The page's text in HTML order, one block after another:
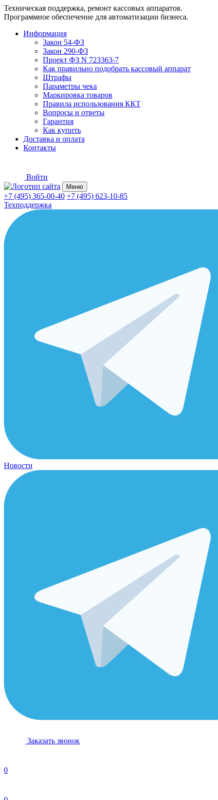
Техническая поддержка, ремонт кассовых аппаратов.
Программное обеспечение для автоматизации бизнеса.
Информация
Закон 54-ФЗ
Закон 290-ФЗ
Проект ФЗ N 723363-7
Как правильно подобрать кассовый аппарат
Штрафы
Параметры чека
Маркировка товаров
Правила использования ККТ
Вопросы и ответы
Гарантия
Как купить
Доставка и оплата
Контакты
Войти
Меню
+7 (495) 365-00-40 +7 (495) 623-10-85
Техподдержка
Новости
Заказать звонок
0